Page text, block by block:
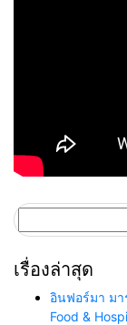
สำหรับ:
เรื่องล่าสุด
อินฟอร์มา มา
Food &